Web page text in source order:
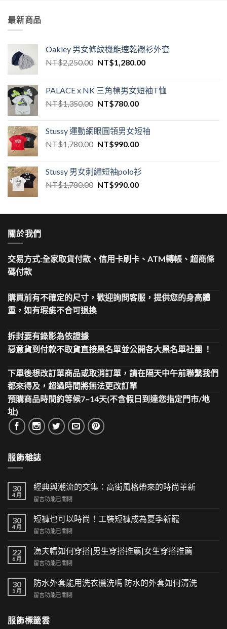
最新商品
Oakley 男女條紋機能速乾襯衫外套
NT$2,250.00 NT$1,280.00
PALACE x NK 三角標男女短袖T恤
NT$1,350.00 NT$780.00
Stussy 運動網眼圓領男女短袖
NT$1,780.00 NT$990.00
Stussy 男女刺繡短袖polo衫
NT$1,780.00 NT$990.00
關於我們
交易方式:全家取貨付款、信用卡刷卡、ATM轉帳、超商條
碼付款
購買前有不確定的尺寸，歡迎詢問客服，提供您的身高體
重，如有瑕疵不合可退換
拆封要有錄影為依證據
惡意貨到付款不取貨直接黑名單並公開各大黑名單社團 ！
下單後想改訂單商品或取消訂單，請在隔天中午前聯繫我們
都來得及，超過時間將無法更改訂單
預購商品時間約等候7~14天(不含假日到達您指定門市/地
址)
服飾雜誌
30
4 月
經典與潮流的交集：高街風格帶來的時尚革新
在
典
與
潮
的
交
集：
街
風
來
留言功能已關閉
30
4 月
短褲也可以時尚！工裝短褲成為夏季新寵
在
褲
也
可
時
尚！
工
短
褲
留言功能已關閉
22
6 月
漁夫帽如何穿搭|男生穿搭推薦|女生穿搭推薦
在
夫
帽
如
搭|
留言功能已關閉
30
5 月
防水外套能用洗衣機洗嗎 防水的外套如何清洗
在
外
留言功能已關閉
服飾標籤雲